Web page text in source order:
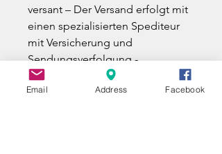
versant – Der Versand erfolgt mit
einen spezialisierten Spediteur
mit Versicherung und
Sendungsverfolgung -
(KUNSTWERK VERFÜGBAR AB
01.12.2026)
Email Address Facebook